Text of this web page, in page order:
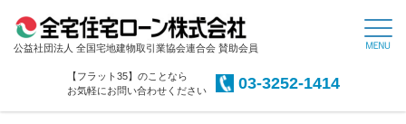
公益社団法人 全国宅地建物取引業協会連合会 賛助会員
【フラット35】のことなら
お気軽にお問い合わせください
03-3252-1414